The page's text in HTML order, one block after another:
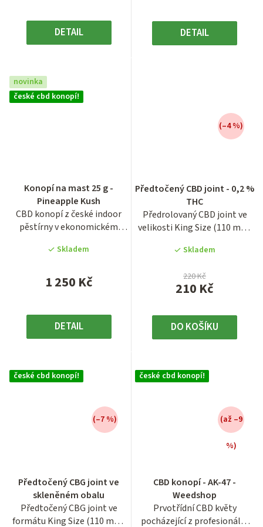
DETAIL DETAIL
novinka
české cbd konopí!
Konopí na mast 25 g -
Pineapple Kush
CBD konopí z české indoor
pěstírny v ekonomickém
gramů...
Skladem
1 250 Kč
DETAIL
produktu
je
3,6
z
hvězdiček.
Předtočený CBD joint - 0,2 %
THC
Předrolovaný CBD joint ve
velikosti King Size (110 mm)
Skladem
210 Kč
220 Kč
(–4 %)
DO KOŠÍKU
české cbd konopí!
Předtočený CBG joint ve
skleněném obalu
Předtočený CBG joint ve
formátu King Size (110 mm)
hodnocení
produktu
je
(–7 %)
české cbd konopí!
CBD konopí - AK-47 -
Weedshop
Prvotřídní CBD květy
pocházející z profesionální
(až –9
%)
produktu
je
3,9
z